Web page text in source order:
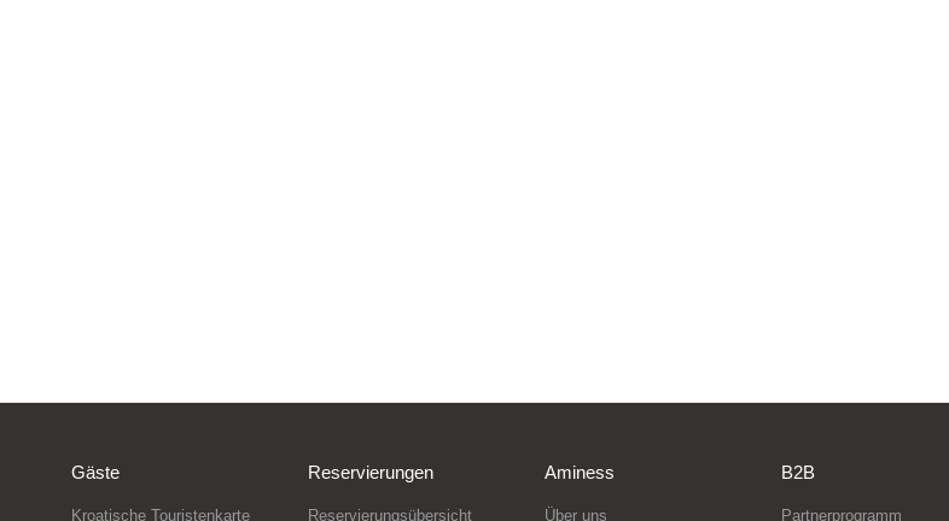
Gäste
Kroatische Touristenkarte
Reservierungen
Reservierungsübersicht
Aminess
Über uns
B2B
Partnerprogramm